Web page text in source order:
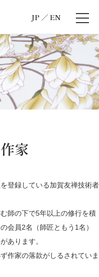
JP EN
家
登録している加賀友禅技術者
師の下で5年以上の修行を積
会員2名（師匠ともう1名）
あります。
作家の落款がしるされていま